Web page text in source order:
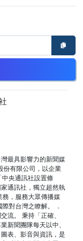
最具影響力的新聞媒
份有限公司，以企業
央通訊社設置條
通訊社，獨立超然執
，服務大眾傳播媒
對台灣之瞭解。 ．
流。 秉持「正確、
新聞團隊每天以中、
表、影音與資訊，是